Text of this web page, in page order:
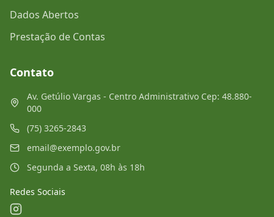
Dados Abertos
Prestação de Contas
Contato
Av. Getúlio Vargas - Centro Administrativo Cep: 48.880-
000
(75) 3265-2843
email@exemplo.gov.br
Segunda a Sexta, 08h às 18h
Redes Sociais